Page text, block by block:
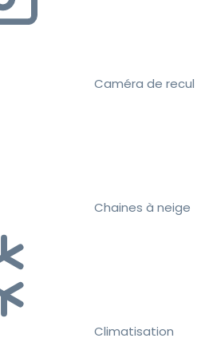
Caméra de recul
Chaines à neige
Climatisation